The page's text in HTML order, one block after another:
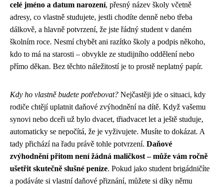
celé jméno a datum narození, přesný název školy včetně
adresy, co vlastně studujete, jestli chodíte denně nebo třeba
dálkově, a hlavně potvrzení, že jste řádný student v daném
školním roce. Nesmí chybět ani razítko školy a podpis někoho,
kdo to má na starosti – obvykle ze studijního oddělení nebo
přímo děkan. Bez těchto náležitostí je to prostě neplatný papír.
Kdy ho vlastně budete potřebovat? Nejčastěji jde o situaci, kdy
rodiče chtějí uplatnit daňové zvýhodnění na dítě. Když vašemu
synovi nebo dceři už bylo dvacet, třiadvacet let a ještě studuje,
automaticky se nepočítá, že je vyživujete. Musíte to dokázat. A
tady přichází na řadu právě tohle potvrzení. Daňové
zvýhodnění přitom není žádná maličkost – může vám ročně
ušetřit skutečně slušné peníze. Pokud jako student brigádničíte
a podáváte si vlastní daňové přiznání, můžete si díky němu